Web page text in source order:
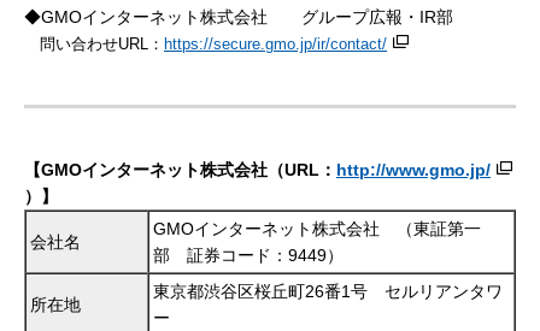
◆GMOインターネット株式会社 グループ広報・IR部
問い合わせURL： https://secure.gmo.jp/ir/contact/
【GMOインターネット株式会社（URL： http://www.gmo.jp/
）】
会社名
GMOインターネット株式会社 （東証第一
部 証券コード：9449）
所在地
東京都渋谷区桜丘町26番1号 セルリアンタワ
ー